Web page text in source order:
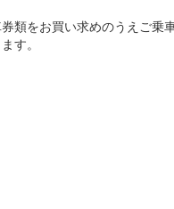
類をお買い求めのうえご乗
す。